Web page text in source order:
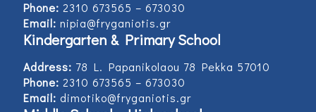
Phone: 2310 673565 – 673030
Email: nipia@fryganiotis.gr
Kindergarten & Primary School
Address: 78 L. Papanikolaou 78 Pekka 57010
Phone: 2310 673565 – 673030
Email: dimotiko@fryganiotis.gr